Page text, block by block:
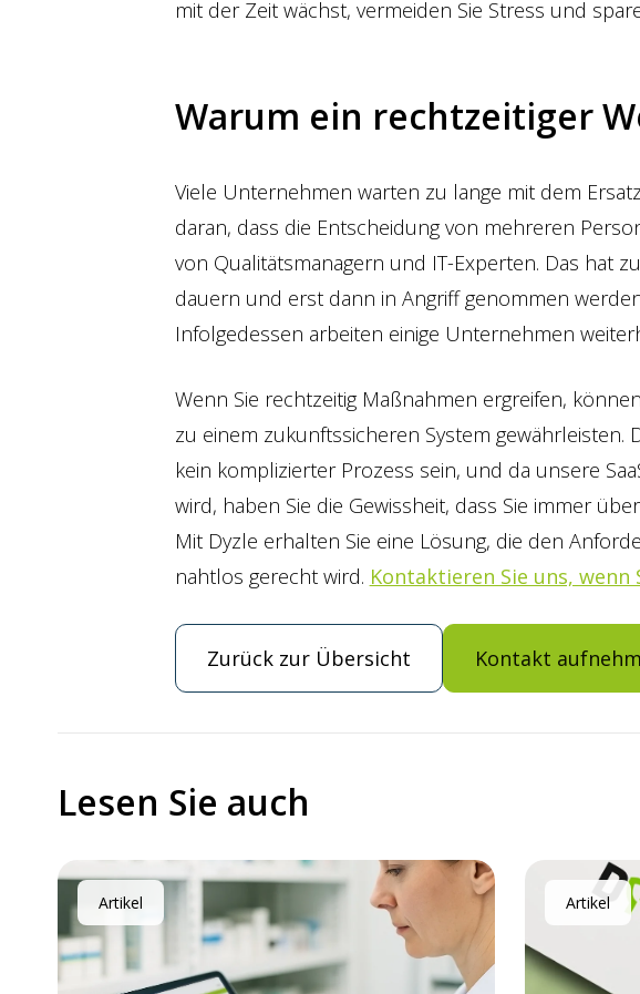
mit der Zeit wächst, vermeiden Sie Stress und
Warum ein rechtzeitiger
Viele Unternehmen warten zu lange mit dem
daran, dass die Entscheidung von mehreren
von Qualitätsmanagern und IT-Experten. Das hat
dauern und erst dann in Angriff genommen
Infolgedessen arbeiten einige Unternehmen
Wenn Sie rechtzeitig Maßnahmen ergreifen,
zu einem zukunftssicheren System gewährleisten.
kein komplizierter Prozess sein, und da unsere
wird, haben Sie die Gewissheit, dass Sie immer
Mit Dyzle erhalten Sie eine Lösung, die den
nahtlos gerecht wird. Kontaktieren Sie uns,
Zurück zur Übersicht Kontakt
Lesen Sie auch
Artikel Artikel